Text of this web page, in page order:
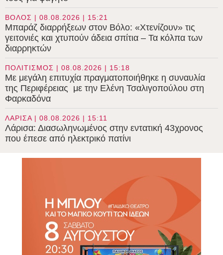
ΒΟΛΟΣ | 08.08.2026 | 15:21
Μπαράζ διαρρήξεων στον Βόλο: «Χτενίζουν» τις
γειτονιές και χτυπούν άδεια σπίτια – Τα κόλπα των
διαρρηκτών
ΠΟΛΙΤΙΣΜΟΣ | 08.08.2026 | 15:18
Με μεγάλη επιτυχία πραγματοποιήθηκε η συναυλία
της Περιφέρειας με την Ελένη Τσαλιγοπούλου στη
Φαρκαδόνα
ΛΑΡΙΣΑ | 08.08.2026 | 15:11
Λάρισα: Διασωληνωμένος στην εντατική 43χρονος
που έπεσε από ηλεκτρικό πατίνι